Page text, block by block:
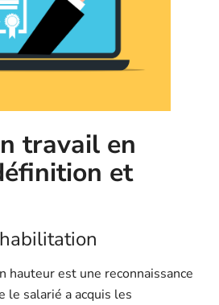
travail en
et
hauteur est une reconnaissance
salarié a acquis les